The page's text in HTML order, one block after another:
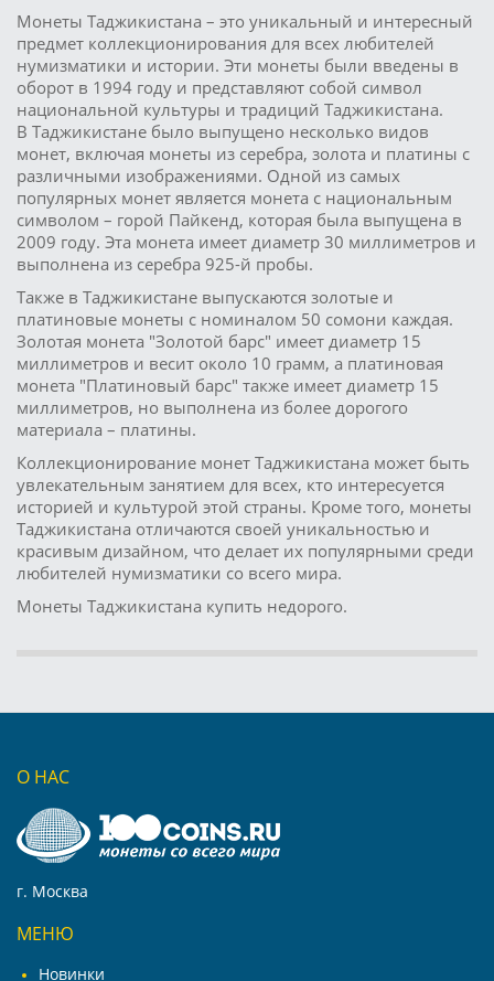
Монеты Таджикистана – это уникальный и интересный
предмет коллекционирования для всех любителей
нумизматики и истории. Эти монеты были введены в
оборот в 1994 году и представляют собой символ
национальной культуры и традиций Таджикистана.
В Таджикистане было выпущено несколько видов
монет, включая монеты из серебра, золота и платины с
различными изображениями. Одной из самых
популярных монет является монета с национальным
символом – горой Пайкенд, которая была выпущена в
2009 году. Эта монета имеет диаметр 30 миллиметров и
выполнена из серебра 925-й пробы.
Также в Таджикистане выпускаются золотые и
платиновые монеты с номиналом 50 сомони каждая.
Золотая монета "Золотой барс" имеет диаметр 15
миллиметров и весит около 10 грамм, а платиновая
монета "Платиновый барс" также имеет диаметр 15
миллиметров, но выполнена из более дорогого
материала – платины.
Коллекционирование монет Таджикистана может быть
увлекательным занятием для всех, кто интересуется
историей и культурой этой страны. Кроме того, монеты
Таджикистана отличаются своей уникальностью и
красивым дизайном, что делает их популярными среди
любителей нумизматики со всего мира.
Монеты Таджикистана купить недорого.
О НАС
г. Москва
МЕНЮ
Новинки